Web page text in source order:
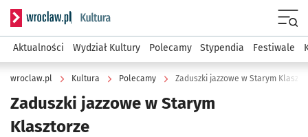
Serwis informacyjny wroclaw.pl podserwis: Kultura
Aktualności Wydział Kultury Polecamy Stypendia Festiwale
wroclaw.pl Kultura Polecamy Zaduszki jazzowe w Starym
Zaduszki jazzowe w Starym
Klasztorze